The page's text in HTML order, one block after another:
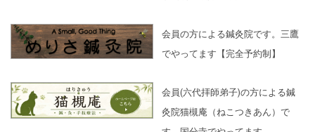
会員の方による鍼灸院です。三鷹
でやってます【完全予約制】
会員(六代拝師弟子)の方による鍼
灸院猫槻庵（ねこつきあん）で